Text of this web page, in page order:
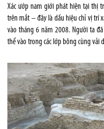
Xác ướp nam giới phát hiện tại thị
trên mắt – đây là dấu hiệu chỉ vị trí
vào tháng 6 năm 2008. Người ta
thể vào trong các lớp bông cùng vải